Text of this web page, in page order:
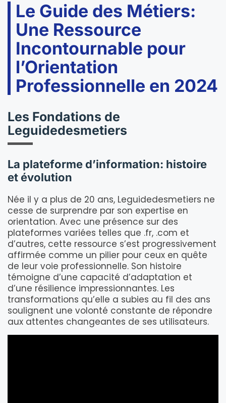
Le Guide des Métiers:
Une Ressource
Incontournable pour
l’Orientation
Professionnelle en 2024
Les Fondations de
Leguidedesmetiers
La plateforme d’information: histoire
et évolution
Née il y a plus de 20 ans, Leguidedesmetiers ne
cesse de surprendre par son expertise en
orientation. Avec une présence sur des
plateformes variées telles que .fr, .com et
d’autres, cette ressource s’est progressivement
affirmée comme un pilier pour ceux en quête
de leur voie professionnelle. Son histoire
témoigne d’une capacité d’adaptation et
d’une résilience impressionnantes. Les
transformations qu’elle a subies au fil des ans
soulignent une volonté constante de répondre
aux attentes changeantes de ses utilisateurs.